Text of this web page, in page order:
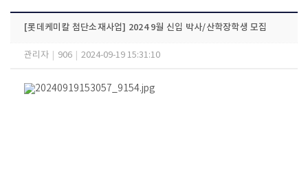
[롯데케미칼 첨단소재사업] 2024 9월 신입 박사/산학장학생 모집
관리자 906 2024-09-19 15:31:10